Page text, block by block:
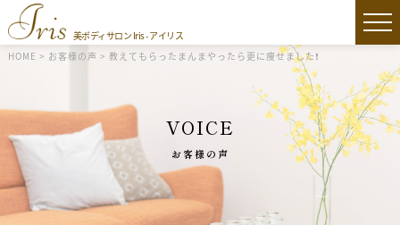
美ボディサロン Iris - アイリス
HOME > お客様の声 > 教えてもらったまんまやったら更に痩せました❗
VOICE
お客様の声